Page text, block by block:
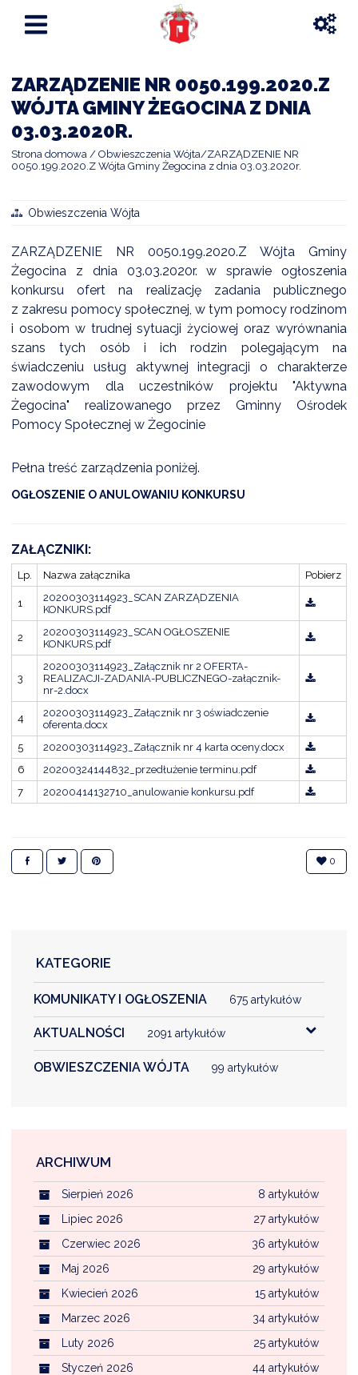
OBSŁUGI
CZYSTE POWIETRZE
EWIDENCJA EMISYJNOŚCI BUDYNKÓW (CEEB)
ZARZĄDZENIE NR 0050.199.2020.Z
WÓJTA GMINY ŻEGOCINA Z DNIA
03.03.2020R.
Strona domowa Obwieszczenia Wójta
ZARZĄDZENIE NR
0050.199.2020.Z Wójta Gminy Żegocina z dnia 03.03.2020r.
Obwieszczenia Wójta
ZARZĄDZENIE NR 0050.199.2020.Z Wójta Gminy
Żegocina z dnia 03.03.2020r. w sprawie ogłoszenia
konkursu ofert na realizację zadania publicznego
z zakresu pomocy społecznej, w tym pomocy rodzinom
i osobom w trudnej sytuacji życiowej oraz wyrównania
szans tych osób i ich rodzin polegającym na
świadczeniu usług aktywnej integracji o charakterze
zawodowym dla uczestników projektu "Aktywna
Żegocina" realizowanego przez Gminny Ośrodek
Pomocy Społecznej w Żegocinie
Pełna treść zarządzenia poniżej.
OGŁOSZENIE O ANULOWANIU KONKURSU
ZAŁĄCZNIKI:
Lp. Nazwa załącznika Pobierz
1
20200303114923_SCAN ZARZĄDZENIA
KONKURS.pdf
2
20200303114923_SCAN OGŁOSZENIE
KONKURS.pdf
3
20200303114923_Załącznik nr 2 OFERTA-
REALIZACJI-ZADANIA-PUBLICZNEGO-załącznik-
nr-2.docx
4
20200303114923_Załącznik nr 3 oświadczenie
oferenta.docx
5
20200303114923_Załącznik nr 4 karta oceny.docx
6
20200324144832_przedłużenie terminu.pdf
7
20200414132710_anulowanie konkursu.pdf
0
KATEGORIE
KOMUNIKATY I OGŁOSZENIA 675 artykułów
AKTUALNOŚCI 2091 artykułów
OBWIESZCZENIA WÓJTA 99 artykułów
ARCHIWUM
8 artykułów
Sierpień 2026
27 artykułów
Lipiec 2026
36 artykułów
Czerwiec 2026
29 artykułów
Maj 2026
15 artykułów
Kwiecień 2026
34 artykułów
Marzec 2026
25 artykułów
Luty 2026
44 artykułów
Styczeń 2026